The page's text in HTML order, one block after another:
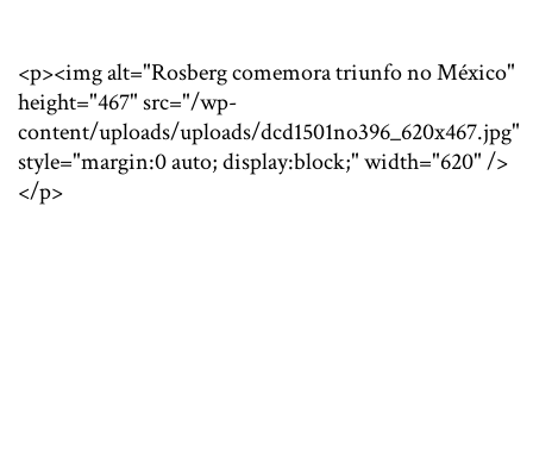
<p><img alt="Rosberg comemora triunfo no México"
height="467" src="/wp-
content/uploads/uploads/dcd1501no396_620x467.jpg"
style="margin:0 auto; display:block;" width="620" />
</p>